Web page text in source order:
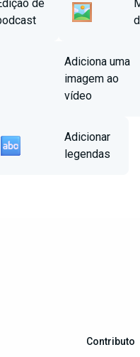
de
Adiciona uma
imagem ao
vídeo
Adicionar
legendas
Contributo